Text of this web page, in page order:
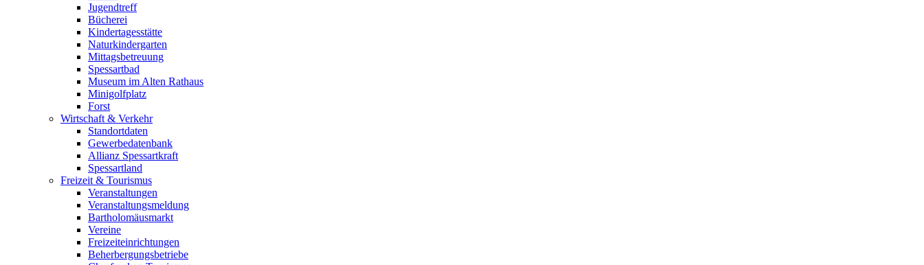
Jugendtreff
Bücherei
Kindertagesstätte
Naturkindergarten
Mittagsbetreuung
Spessartbad
Museum im Alten Rathaus
Minigolfplatz
Forst
Wirtschaft & Verkehr
Standortdaten
Gewerbedatenbank
Allianz Spessartkraft
Spessartland
Freizeit & Tourismus
Veranstaltungen
Veranstaltungsmeldung
Bartholomäusmarkt
Vereine
Freizeiteinrichtungen
Beherbergungsbetriebe